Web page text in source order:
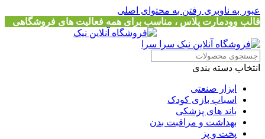
عبور به ناوبری رفتن به محتوای اصلی
قالب وودمارت پلاس ، مناسب برای همه فعالیت های فروشگاهی
انتخاب دسته بندی
ابزار صنعتی
اسباب بازی کودک
باند های پزشکی
بهداشت و مراقبت بدن
پخت و پز